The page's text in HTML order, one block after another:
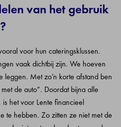
van het gebruik
voor hun cateringsklussen.
vaak dichtbij zijn. We hoeven
leggen. Met zo’n korte afstand ben
de auto”. Doordat bijna alle
het voor Lente financieel
te hebben. Zo zitten ze niet met de